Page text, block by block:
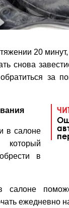
20
снова
за
в салоне
который
в
ежедневно